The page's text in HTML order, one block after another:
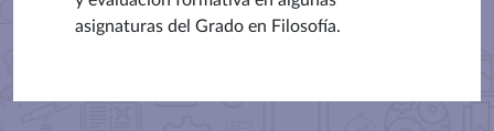
asignaturas del Grado en Filosofía.